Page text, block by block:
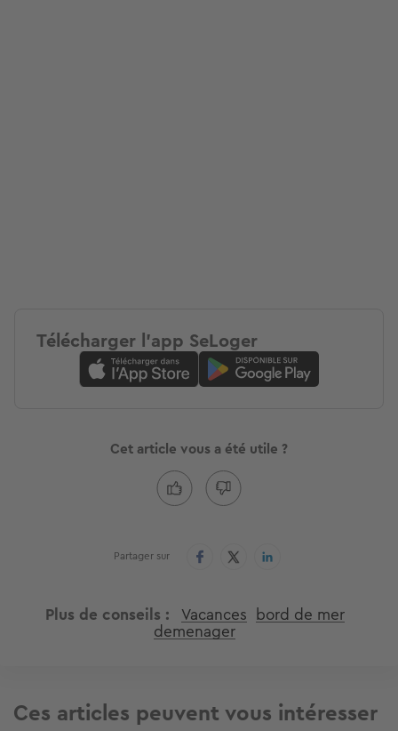
Télécharger l'app SeLoger
Cet article vous a été utile ?
Partager sur
Plus de conseils Vacances bord de mer
demenager
Ces articles peuvent vous intéresser